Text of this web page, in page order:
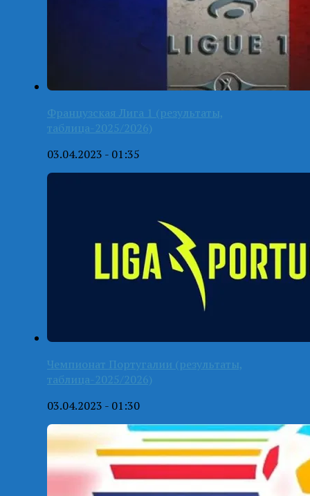
Французская Лига 1 (результаты,
таблица-2025/2026)
03.04.2023 - 01:35
Чемпионат Португалии (результаты,
таблица-2025/2026)
03.04.2023 - 01:30